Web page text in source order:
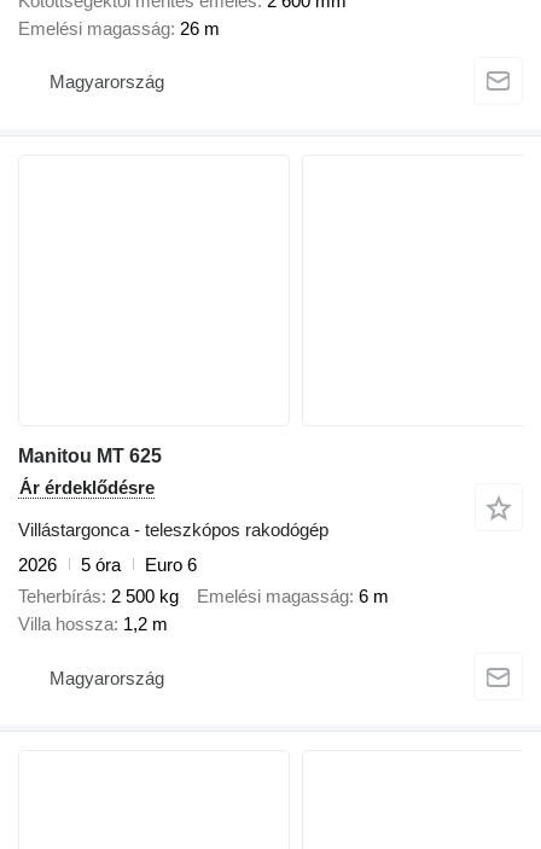
Emelési magasság 26 m
Magyarország
Manitou MT 625
Ár érdeklődésre
Villástargonca - teleszkópos rakodógép
2026
5 óra
Euro 6
Teherbírás 2 500 kg Emelési magasság 6 m
Villa hossza 1,2 m
Magyarország